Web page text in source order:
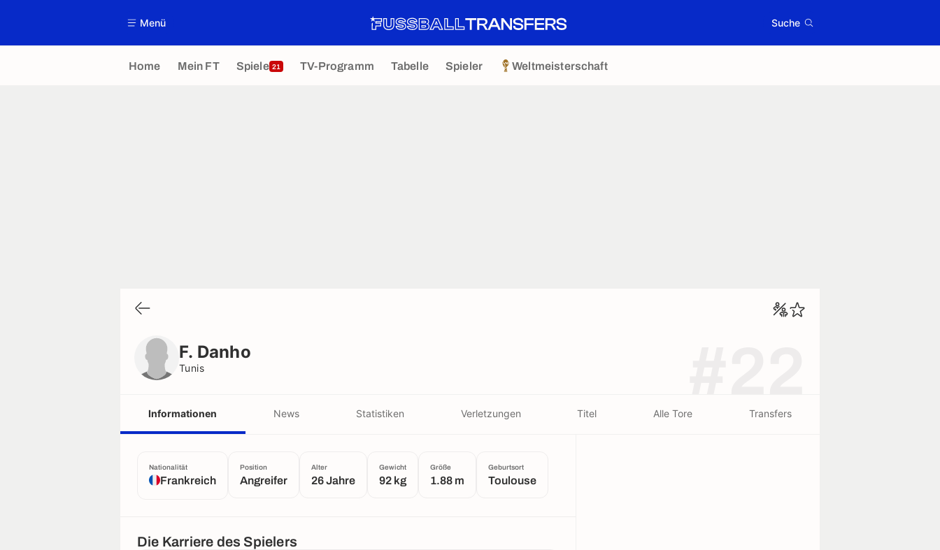
Menü Suche
Home Mein FT Spiele 21 TV-Programm Tabelle Spieler Weltmeisterschaft
F. Danho
Tunis
Informationen News Statistiken Verletzungen Titel Alle Tore Transfers
Nationalität
Frankreich
Position
Angreifer
Alter
26 Jahre
Gewicht
92 kg
Größe
1.88 m
Geburtsort
Toulouse
Die Karriere des Spielers